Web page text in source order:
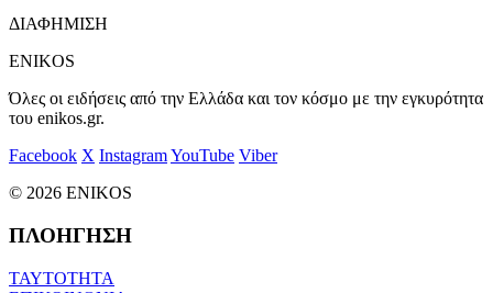
ΔΙΑΦΗΜΙΣΗ
ENIKOS
Όλες οι ειδήσεις από την Ελλάδα και τον κόσμο με την εγκυρότητα
του enikos.gr.
Facebook X InstagramYouTube Viber
© 2026 ENIKOS
ΠΛΟΗΓΗΣΗ
ΤΑΥΤΟΤΗΤΑ